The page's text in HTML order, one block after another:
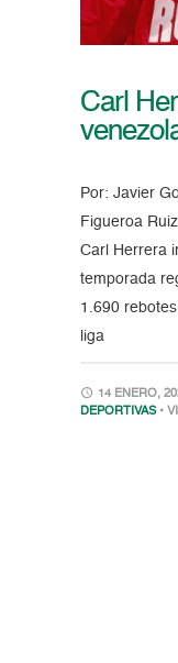
Carl
Por: Javier
Figueroa
Carl Herrera
temporada
1.690
liga
14 ENERO,
DEPORTIVAS •